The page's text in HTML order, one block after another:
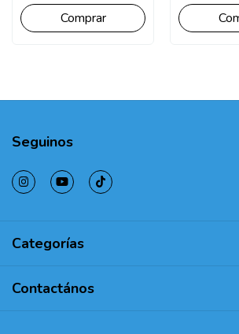
Seguinos
Categorías
Contactános